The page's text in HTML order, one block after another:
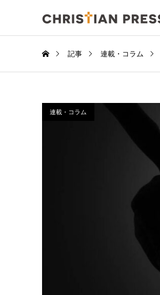
記事 連載・コラム
連載・コラム